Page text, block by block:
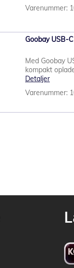
Varenummer:
Goobay USB-
Med Goobay
kompakt
Detaljer
Varenummer: